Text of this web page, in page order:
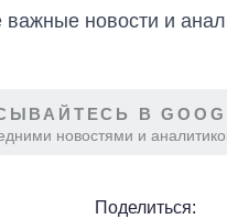
новости и
В
новостями и
Поделиться: